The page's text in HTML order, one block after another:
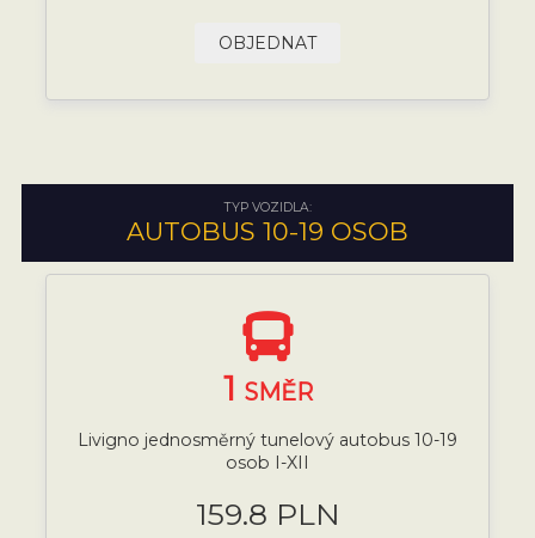
OBJEDNAT
TYP VOZIDLA:
AUTOBUS 10-19 OSOB
1 SMĚR
Livigno jednosměrný tunelový autobus 10-19
osob I-XII
159.8 PLN